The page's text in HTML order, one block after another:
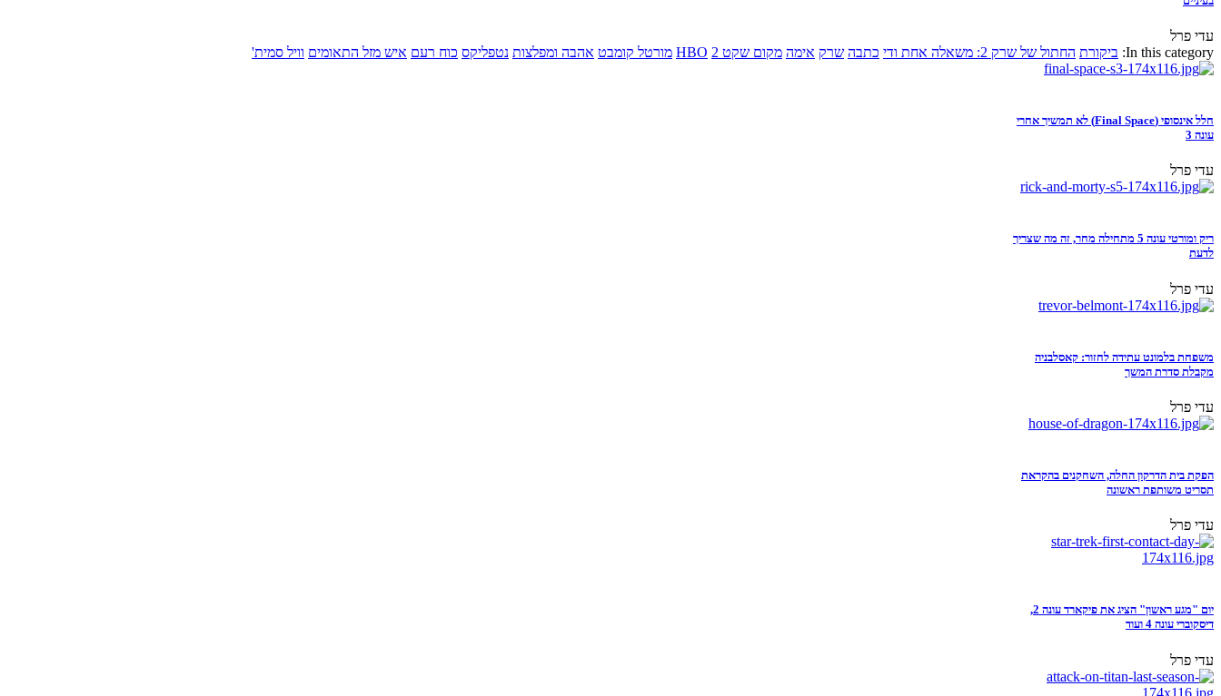
עדי פרל
In this category: ביקורת החתול של שרק 2: משאלה אחת ודי כתבה שרק אימה מקום שקט 2 HBO מורטל קומבט אהבה ומפלצות נטפליקס כוח רעם איש מזל התאומים וויל סמית'
חלל אינסופי (Final Space) לא תמשיך אחרי
עונה 3
עדי פרל
ריק ומורטי עונה 5 מתחילה מחר, זה מה שצריך
לדעת
עדי פרל
משפחת בלמונט עתידה לחזור: קאסלבניה
מקבלת סדרת המשך
עדי פרל
הפקת בית הדרקון החלה, השחקנים בהקראת
תסריט משותפת ראשונה
עדי פרל
יום "מגע ראשון" הציג את פיקארד עונה 2,
דיסקוברי עונה 4 ועוד
עדי פרל